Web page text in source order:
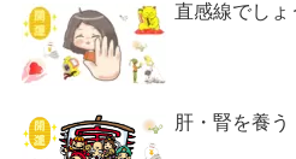
直感線でしょ
肝・腎を養う